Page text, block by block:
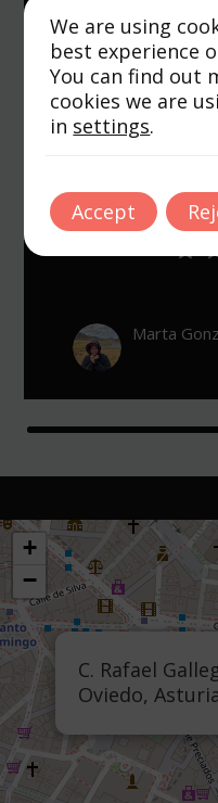
Empecé a entrenar
para prepararme
fue una maravilla.
durante mi primer
de nuevo con el
recomendable. Se
necesidades.
Marta
C. Rafael
Oviedo,
+
−
We are using
best experience
You can find out
cookies we are
in settings.
Accept